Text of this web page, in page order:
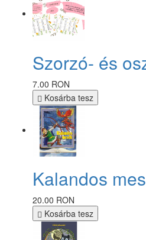
Szorzó- és
7.00 RON
Kosárba tesz
Kalandos
20.00 RON
Kosárba tesz